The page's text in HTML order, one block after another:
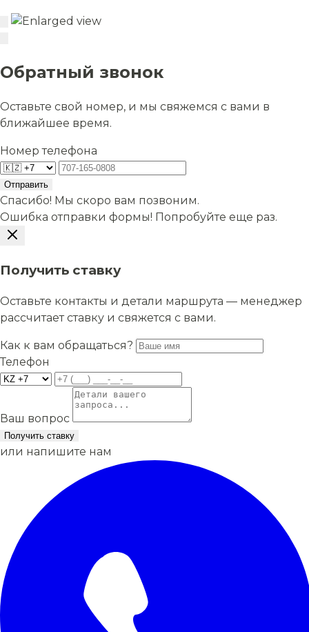
Обратный звонок
Оставьте свой номер, и мы свяжемся с вами в
ближайшее время.
Номер телефона
Отправить
Спасибо! Мы скоро вам позвоним.
Ошибка отправки формы! Попробуйте еще раз.
Получить ставку
Оставьте контакты и детали маршрута — менеджер
рассчитает ставку и свяжется с вами.
Как к вам обращаться?
Телефон
Ваш вопрос
Получить ставку
или напишите нам